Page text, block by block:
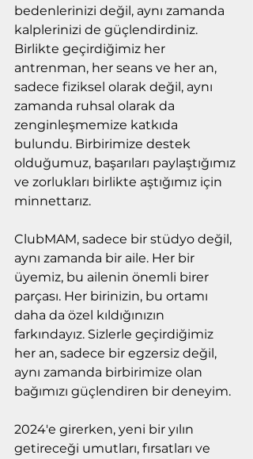
bedenlerinizi değil, aynı zamanda
kalplerinizi de güçlendirdiniz.
Birlikte geçirdiğimiz her
antrenman, her seans ve her an,
sadece fiziksel olarak değil, aynı
zamanda ruhsal olarak da
zenginleşmemize katkıda
bulundu. Birbirimize destek
olduğumuz, başarıları paylaştığımız
ve zorlukları birlikte aştığımız için
minnettarız.
ClubMAM, sadece bir stüdyo değil,
aynı zamanda bir aile. Her bir
üyemiz, bu ailenin önemli birer
parçası. Her birinizin, bu ortamı
daha da özel kıldığınızın
farkındayız. Sizlerle geçirdiğimiz
her an, sadece bir egzersiz değil,
aynı zamanda birbirimize olan
bağımızı güçlendiren bir deneyim.
2024'e girerken, yeni bir yılın
getireceği umutları, fırsatları ve